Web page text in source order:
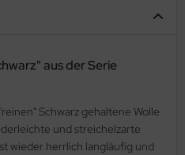
aus der Serie
Schwarz gehaltene Wolle
und streichelzarte
wieder herrlich langläufig und